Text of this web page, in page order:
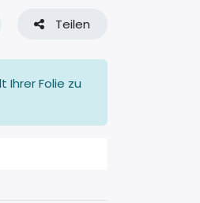
Teilen
Ihrer Folie zu